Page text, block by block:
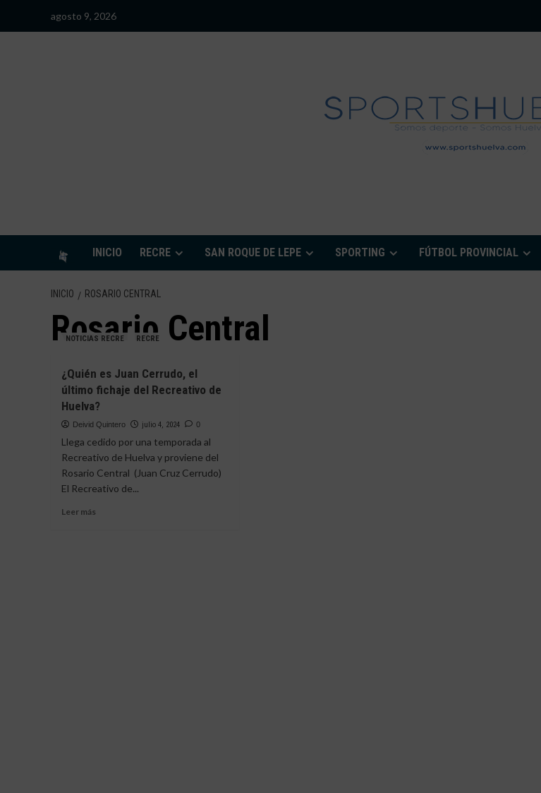
agosto 9, 2026
INICIO RECRE SAN ROQUE DE LEPE SPORTING FÚTBOL PROVINCIAL
INICIO ROSARIO CENTRAL
Rosario Central
NOTICIAS RECRE RECRE
¿Quién es Juan Cerrudo, el
último fichaje del Recreativo de
Huelva?
Deivid Quintero julio 4, 2024 0
Llega cedido por una temporada al
Recreativo de Huelva y proviene del
Rosario Central (Juan Cruz Cerrudo)
El Recreativo de...
Leer más